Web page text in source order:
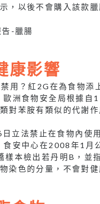
，以後不會購入該款臘
康影響
用？紅2G在為食物添
洲食物安全局根據自
對苯胺有類似的代謝
立法禁止在食物內使
安中心在2008年1月
樣本檢出若丹明B，並
染色的分量，不會對健